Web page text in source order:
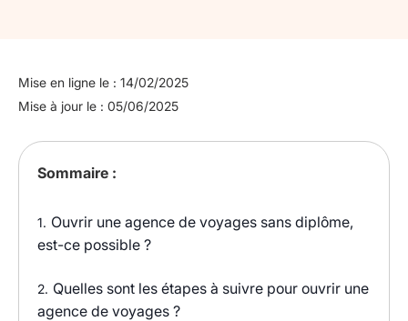
Mise en ligne le : 14/02/2025
Mise à jour le : 05/06/2025
Sommaire :
1. Ouvrir une agence de voyages sans diplôme,
est-ce possible ?
2. Quelles sont les étapes à suivre pour ouvrir une
agence de voyages ?